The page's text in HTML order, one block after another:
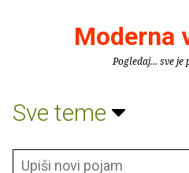
Moderna
Pogledaj... sve je
Sve teme